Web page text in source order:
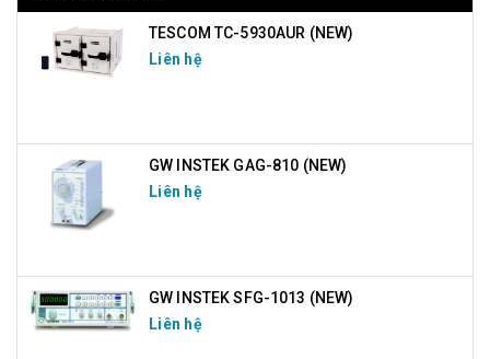
TESCOM TC-5930AUR (NEW)
Liên hệ
GW INSTEK GAG-810 (NEW)
Liên hệ
GW INSTEK SFG-1013 (NEW)
Liên hệ